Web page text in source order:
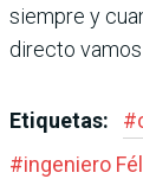
siempre y
directo
Etiquetas: #
#ingeniero